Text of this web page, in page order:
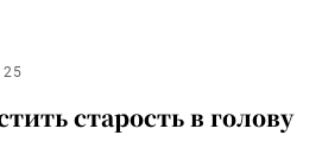
25
старость в голову